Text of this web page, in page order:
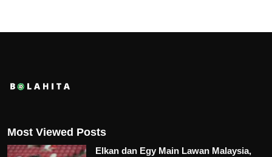
Most Viewed Posts
Elkan dan Egy Main Lawan Malaysia,